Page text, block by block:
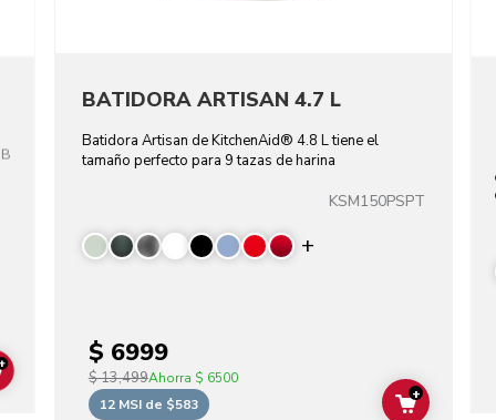
ADD TO CART
BATIDORA ARTISAN 4.7 L
Batidora Artisan de KitchenAid® 4.8 L tiene el
tamaño perfecto para 9 tazas de harina
KSM150PSPT
Display more
$ 6999
$ 13,499Ahorra $ 6500
12 MSI de $583
ADD TO
+